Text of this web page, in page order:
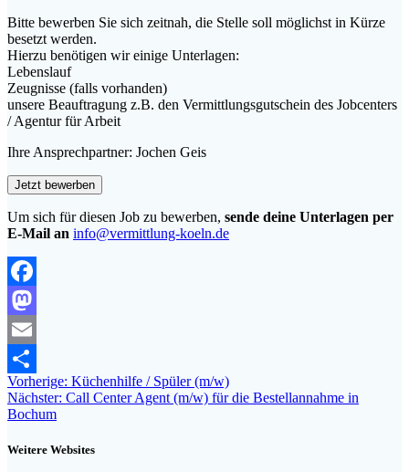
Bitte bewerben Sie sich zeitnah, die Stelle soll möglichst in Kürze
besetzt werden.
Hierzu benötigen wir einige Unterlagen:
Lebenslauf
Zeugnisse (falls vorhanden)
unsere Beauftragung z.B. den Vermittlungsgutschein des Jobcenters
/ Agentur für Arbeit
Ihre Ansprechpartner: Jochen Geis
Um sich für diesen Job zu bewerben, sende deine Unterlagen per
E-Mail an info@vermittlung-koeln.de
Facebook
Mastodon
Email
Teilen
Beitragsnavigation
Vorherige: Vorheriger
Beitrag:
Küchenhilfe / Spüler (m/w)
Nächster: Nächster
Call Center Agent (m/w) für die Bestellannahme in
Bochum
Weitere Websites